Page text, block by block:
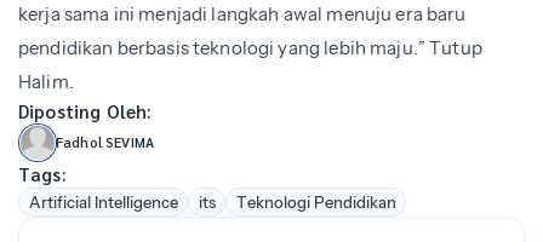
kerja sama ini menjadi langkah awal menuju era baru
pendidikan berbasis teknologi yang lebih maju.” Tutup
Halim.
Diposting Oleh:
Fadhol SEVIMA
Tags:
Artificial Intelligence its Teknologi Pendidikan